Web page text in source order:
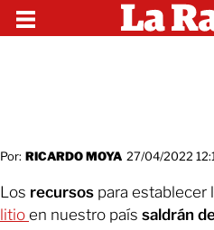
Por: RICARDO MOYA 27/04/2022
Los recursos para establecer
litio en nuestro país saldrán